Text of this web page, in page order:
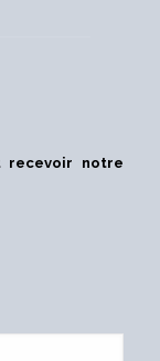
recevoir notre